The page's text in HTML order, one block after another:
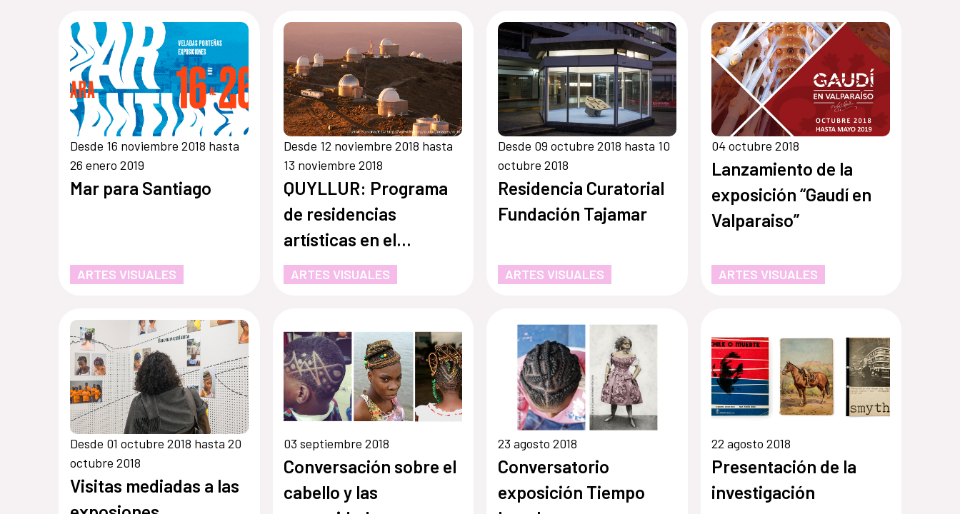
Desde 16 noviembre 2018 hasta
26 enero 2019
Mar para Santiago
ARTES VISUALES
Desde 12 noviembre 2018 hasta
13 noviembre 2018
QUYLLUR: Programa
de residencias
artísticas en el
observatorio la Silla –
ESO
ARTES VISUALES
Desde 09 octubre 2018 hasta 10
octubre 2018
Residencia Curatorial
Fundación Tajamar
ARTES VISUALES
04 octubre 2018
Lanzamiento de la
exposición “Gaudí en
Valparaiso”
ARTES VISUALES
Desde 01 octubre 2018 hasta 20
octubre 2018
Visitas mediadas a las
03 septiembre 2018
Conversación sobre el
cabello y las
23 agosto 2018
Conversatorio
exposición Tiempo
22 agosto 2018
Presentación de la
investigación